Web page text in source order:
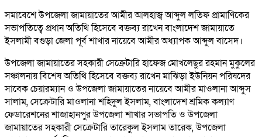
সমাবেশে উপজেলা জামায়াতের আমীর আলহাজ্ব আব্দুল লতিফ প্রামাণিকের
সভাপতিত্বে প্রধান অতিথি হিসেবে বক্তব্য রাখেন বাংলাদেশ জামায়াতে
ইসলামী বগুড়া জেলা পূর্ব শাখার নায়েবে আমীর অধ্যাপক আব্দুল বাসেদ।
উপজেলা জামায়াতের সহকারী সেক্রেটারি হাফেজ মোখলেছুর রহমান মুকুলের
সঞ্চালনায় বিশেষ অতিথি হিসেবে বক্তব্য রাখেন মাঝিড়া ইউনিয়ন পরিষদের
সাবেক চেয়ারম্যান ও উপজেলা জামায়াতের নায়েবে আমীর মাওলানা আব্দুস
সালাম, সেক্রেটারি মাওলানা শহিদুল ইসলাম, বাংলাদেশ শ্রমিক কল্যাণ
ফেডারেশনের শাজাহানপুর উপজেলা শাখার সভাপতি ও উপজেলা
জামায়াতের সহকারী সেক্রেটারি তারেকুল ইসলাম তারেক, উপজেলা